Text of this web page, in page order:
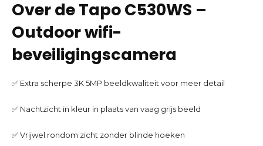
Over de Tapo C530WS –
Outdoor wifi-
beveiligingscamera
✅ Extra scherpe 3K 5MP beeldkwaliteit voor meer detail
✅ Nachtzicht in kleur in plaats van vaag grijs beeld
✅ Vrijwel rondom zicht zonder blinde hoeken